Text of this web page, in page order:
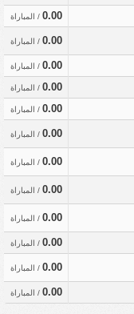
0.00 / المباراة
0.00 / المباراة
0.00 / المباراة
0.00 / المباراة
0.00 / المباراة
0.00 / المباراة
0.00 / المباراة
0.00 / المباراة
0.00 / المباراة
0.00 / المباراة
0.00 / المباراة
0.00 / المباراة